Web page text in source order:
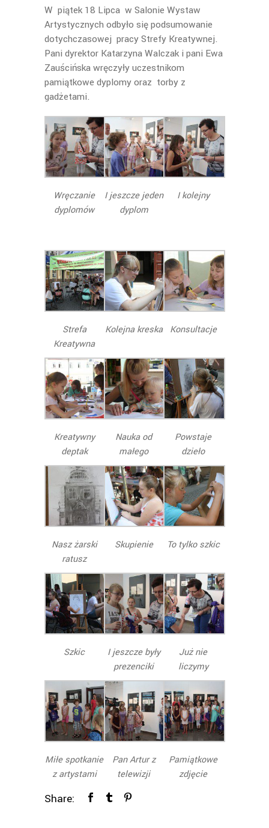
W piątek 18 Lipca w Salonie Wystaw
Artystycznych odbyło się podsumowanie
dotychczasowej pracy Strefy Kreatywnej.
Pani dyrektor Katarzyna Walczak i pani Ewa
Zauścińska wręczyły uczestnikom
pamiątkowe dyplomy oraz torby z
gadżetami.
Wręczanie
dyplomów
I jeszcze jeden
dyplom
I kolejny
Strefa
Kreatywna
Kolejna kreska Konsultacje
Kreatywny
deptak
Nauka od
małego
Powstaje
dzieło
Nasz żarski
ratusz
Skupienie To tylko szkic
Szkic
I jeszcze były
prezenciki
Już nie
liczymy
Miłe spotkanie
z artystami
Pan Artur z
telewizji
Pamiątkowe
zdjęcie
Share: